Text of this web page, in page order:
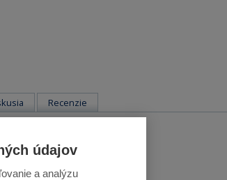
Recenzie
údajov
a analýzu